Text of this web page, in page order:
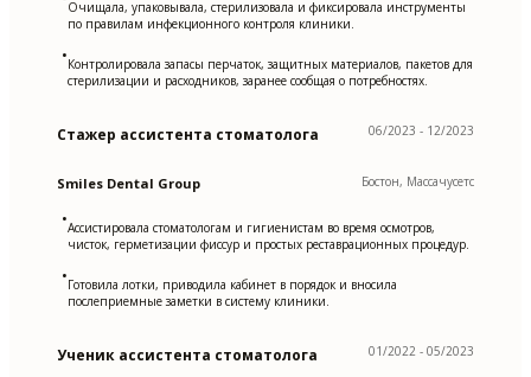
Очищала, упаковывала, стерилизовала и фиксировала инструменты
по правилам инфекционного контроля клиники.
•Контролировала запасы перчаток, защитных материалов, пакетов для
стерилизации и расходников, заранее сообщая о потребностях.
Стажер ассистента стоматолога 06/2023 - 12/2023
Smiles Dental Group Бостон, Массачусетс
•Ассистировала стоматологам и гигиенистам во время осмотров,
чисток, герметизации фиссур и простых реставрационных процедур.
•Готовила лотки, приводила кабинет в порядок и вносила
послеприемные заметки в систему клиники.
Ученик ассистента стоматолога 01/2022 - 05/2023